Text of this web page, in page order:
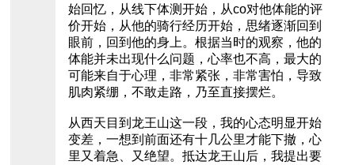
始回忆，从线下体测开始，从co对他体能的评
价开始，从他的骑行经历开始，思绪逐渐回到
眼前，回到他的身上。根据当时的观察，他的
体能并未出现什么问题，心率也不高，最大的
可能来自于心理，非常紧张，非常害怕，导致
肌肉紧绷，不敢走路，乃至直接摆烂。
从西天目到龙王山这一段，我的心态明显开始
变差，一想到前面还有十几公里才能下撤，心
里又着急、又绝望。抵达龙王山后，我提出要